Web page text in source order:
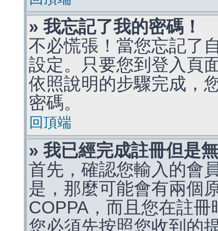
» 我忘記了我的密碼！
不必慌張！當您忘記了
設定。只要您到登入頁
依照說明的步驟完成，
密碼。
回頂端
» 我已經完成註冊但是
首先，確認您輸入的會
是，那麼可能會有兩個
COPPA，而且您在註
您必須先按照您收到的